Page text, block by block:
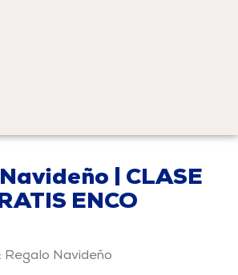
| CLASE
ENCO
Regalo Navideño